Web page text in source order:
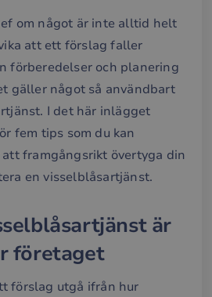
om något är inte alltid helt
att ett förslag faller
förberedelser och planering
gäller något så användbart
I det här inlägget
fem tips som du kan
framgångsrikt övertyga din
en visselblåsartjänst.
är
företaget
förslag utgå ifrån hur